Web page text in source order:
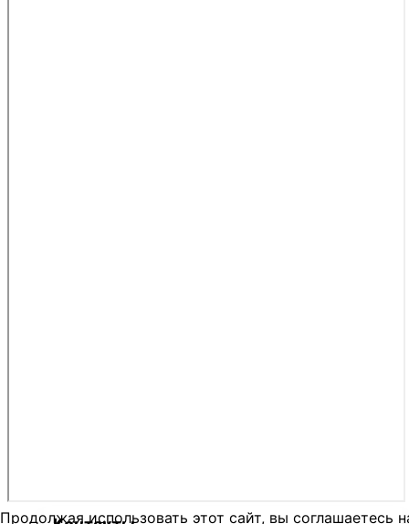
Продолжая использовать этот сайт, вы соглашаетесь